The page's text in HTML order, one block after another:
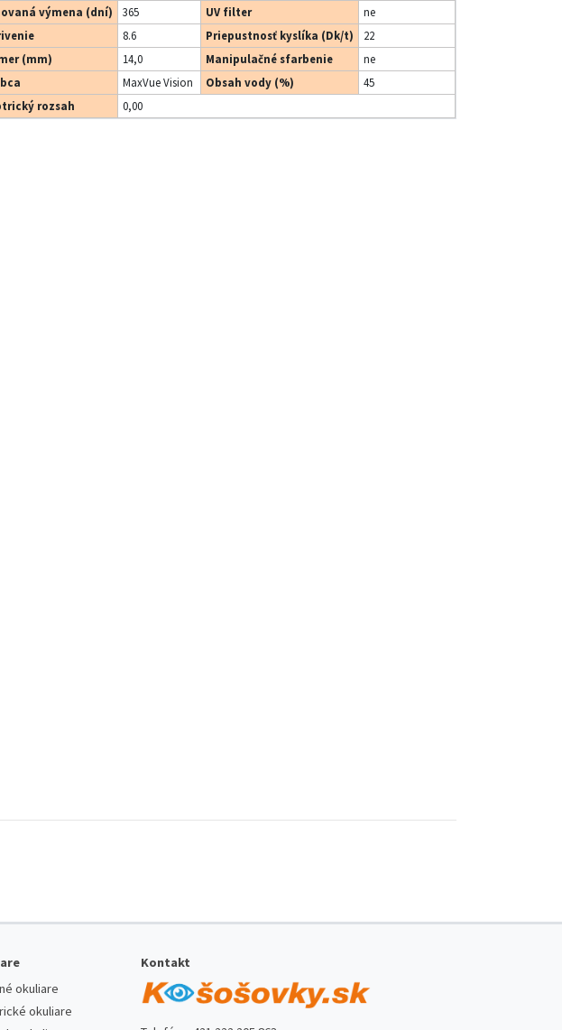
výmena (dní)
365 UV filter
ne
8.6 Priepustnosť kyslíka (Dk/t)
22
(mm)
14,0 Manipulačné sfarbenie
ne
MaxVue Vision Obsah vody (%)
45
rozsah
0,00
okuliare
okuliare
Kontakt